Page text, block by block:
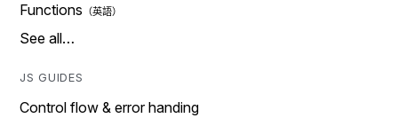
Functions
See all…
JS GUIDES
Control flow & error handing